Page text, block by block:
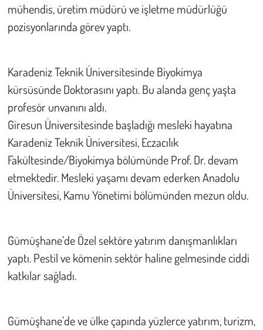
mühendis, üretim müdürü ve işletme müdürlüğü
pozisyonlarında görev yaptı.
Karadeniz Teknik Üniversitesinde Biyokimya
kürsüsünde Doktorasını yaptı. Bu alanda genç yaşta
profesör unvanını aldı.
Giresun Üniversitesinde başladığı mesleki hayatına
Karadeniz Teknik Üniversitesi, Eczacılık
Fakültesinde/Biyokimya bölümünde Prof. Dr. devam
etmektedir. Mesleki yaşamı devam ederken Anadolu
Üniversitesi, Kamu Yönetimi bölümünden mezun oldu.
Gümüşhane’de Özel sektöre yatırım danışmanlıkları
yaptı. Pestil ve kömenin sektör haline gelmesinde ciddi
katkılar sağladı.
Gümüşhane’de ve ülke çapında yüzlerce yatırım, turizm,